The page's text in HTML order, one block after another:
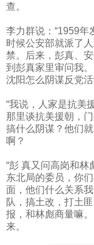
查。
李力群说：“1959年
时候公安部就派了
禁。后来，彭真、
到彭真家里审问我
沈阳怎么阴谋反党活
“我说，人家是抗美
那里谈抗美援朝，
搞什么阴谋？他们
啊？
“彭 真又问高岗和
东北局的委员，你
面，他们什么关系
队，搞土改，打土
报，和林彪商量嘛
来。